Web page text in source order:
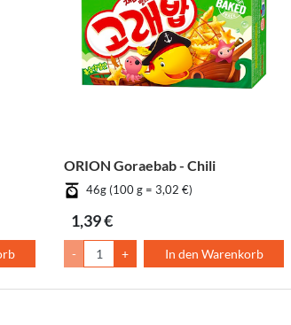
ORION Goraebab - Chili
46g (100 g = 3,02 €)
1,39 €
- + In den Warenkorb